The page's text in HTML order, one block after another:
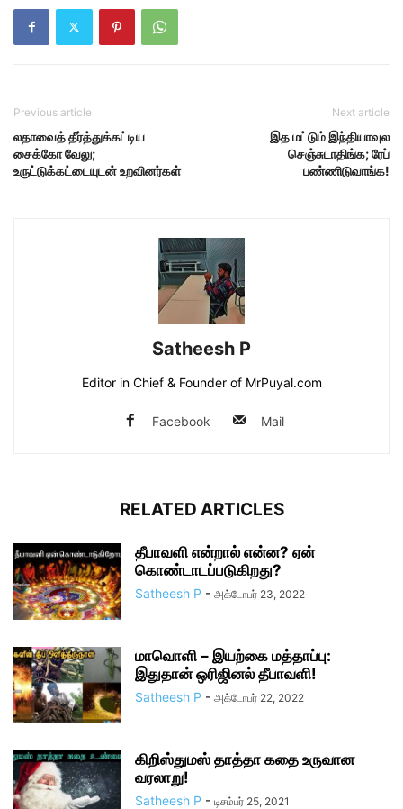
Previous article
லதாவைத் தீர்த்துக்கட்டிய
சைக்கோ வேலு;
உருட்டுக்கட்டையுடன் உறவினர்கள்
Next article
இத மட்டும் இந்தியாவுல
செஞ்சுடாதிங்க; ரேப்
பண்ணிடுவாங்க!
Satheesh P
Editor in Chief & Founder of MrPuyal.com
Facebook Mail
RELATED ARTICLES
தீபாவளி என்றால் என்ன? ஏன்
கொண்டாடப்படுகிறது?
Satheesh P - அக்டோபர் 23, 2022
மாவொளி – இயற்கை மத்தாப்பு:
இதுதான் ஒரிஜினல் தீபாவளி!
Satheesh P - அக்டோபர் 22, 2022
கிறிஸ்துமஸ் தாத்தா கதை உருவான
வரலாறு!
Satheesh P - டிசம்பர் 25, 2021